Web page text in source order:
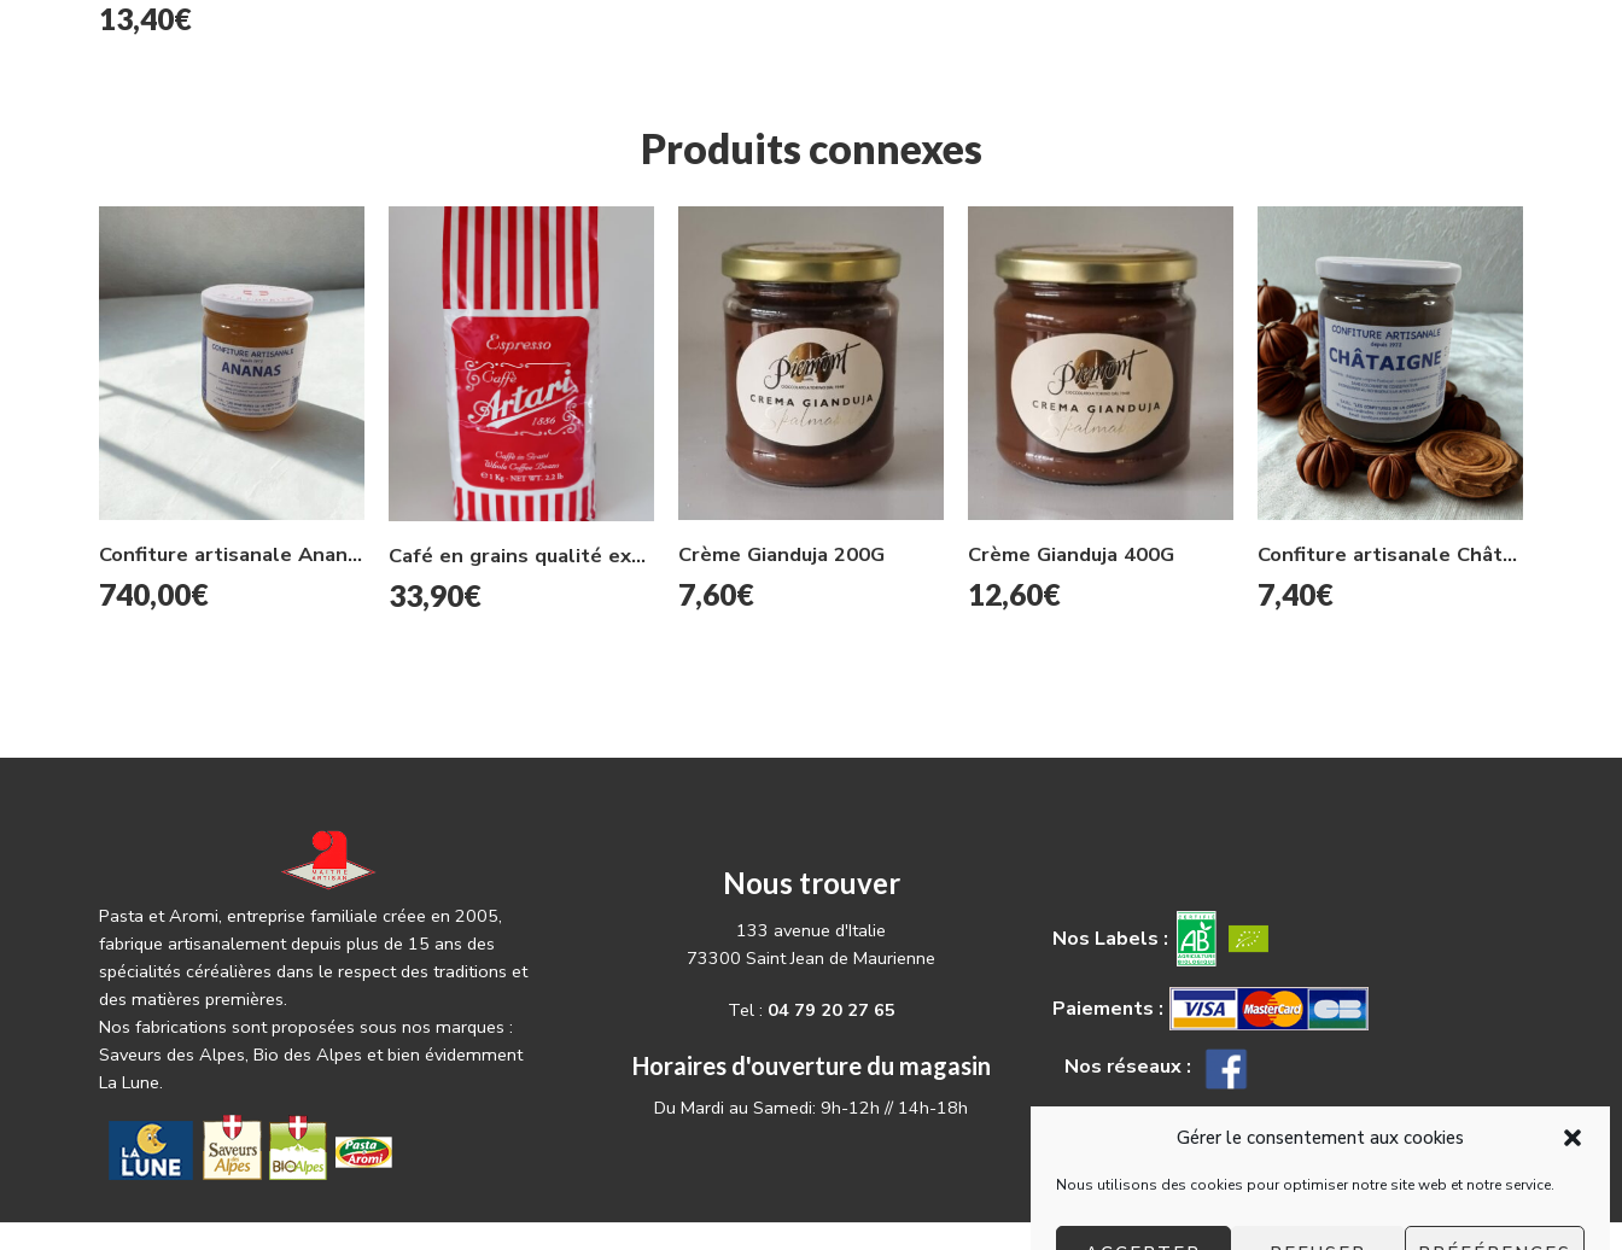
Gérer le consentement aux cookies
Nous utilisons des cookies pour optimiser notre site web et notre service.
13,40€
Produits connexes
Confiture artisanale Ananas 500g
740,00€
Café en grains qualité expresso 100% arabica 1kg
33,90€
Crème Gianduja 200G
7,60€
Crème Gianduja 400G
12,60€
Confiture artisanale Châtaigne 500g
7,40€
Pasta et Aromi, entreprise familiale créee en 2005,
fabrique artisanalement depuis plus de 15 ans des
spécialités céréalières dans le respect des traditions et
des matières premières.
Nos fabrications sont proposées sous nos marques :
Saveurs des Alpes, Bio des Alpes et bien évidemment
La Lune.
Nous trouver
133 avenue d'Italie
73300 Saint Jean de Maurienne
Tel : 04 79 20 27 65
Horaires d'ouverture du magasin
Du Mardi au Samedi: 9h-12h // 14h-18h
Nos Labels :
Paiements :
Nos réseaux :